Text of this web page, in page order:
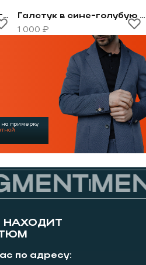
" Марсело" синего цвета
Брюки " Марсело" синего цвета
Перейти к товару
Галстук в сине-голубую полоску
1 000 ₽
на примерку
по адресу: